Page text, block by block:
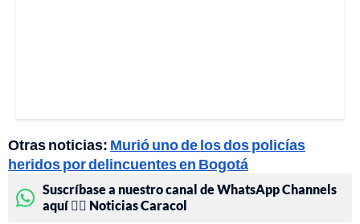
Otras noticias: Murió uno de los dos policías
heridos por delincuentes en Bogotá
Suscríbase a nuestro canal de WhatsApp Channels
aquí 👉🏻 Noticias Caracol